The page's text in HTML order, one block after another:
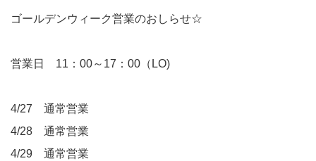
ゴールデンウィーク営業のおしらせ☆
営業日 11：00～17：00（LO)
4/27 通常営業
4/28 通常営業
4/29 通常営業